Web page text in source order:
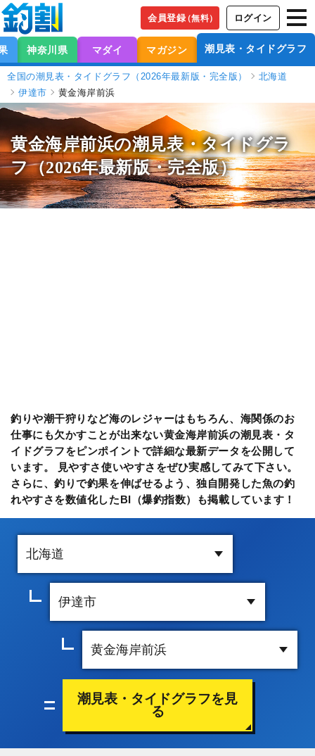
会員登録（無料） ログイン
神奈川県 マダイ マガジン 潮見表・タイドグラフ
全国の潮見表・タイドグラフ（2026年最新版・完全版）
北海道
伊達市
黄金海岸前浜
黄金海岸前浜の潮見表・タイドグラ
フ（2026年最新版・完全版）
釣りや潮干狩りなど海のレジャーはもちろん、海関係のお
仕事にも欠かすことが出来ない黄金海岸前浜の潮見表・タ
イドグラフをピンポイントで詳細な最新データを公開して
います。 見やすさ使いやすさをぜひ実感してみて下さい。
さらに、釣りで釣果を伸ばせるよう、独自開発した魚の釣
れやすさを数値化したBI（爆釣指数）も掲載しています！
潮見表・タイドグラフを見
る